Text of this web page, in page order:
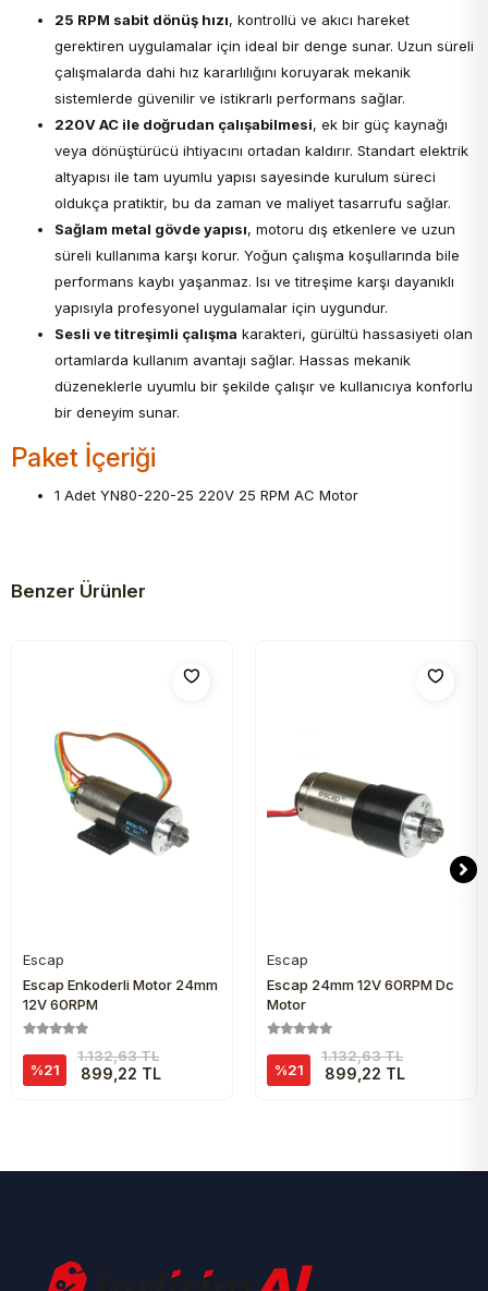
25 RPM sabit dönüş hızı, kontrollü ve akıcı hareket
gerektiren uygulamalar için ideal bir denge sunar. Uzun süreli
çalışmalarda dahi hız kararlılığını koruyarak mekanik
sistemlerde güvenilir ve istikrarlı performans sağlar.
220V AC ile doğrudan çalışabilmesi, ek bir güç kaynağı
veya dönüştürücü ihtiyacını ortadan kaldırır. Standart elektrik
altyapısı ile tam uyumlu yapısı sayesinde kurulum süreci
oldukça pratiktir, bu da zaman ve maliyet tasarrufu sağlar.
Sağlam metal gövde yapısı, motoru dış etkenlere ve uzun
süreli kullanıma karşı korur. Yoğun çalışma koşullarında bile
performans kaybı yaşanmaz. Isı ve titreşime karşı dayanıklı
yapısıyla profesyonel uygulamalar için uygundur.
Sesli ve titreşimli çalışma karakteri, gürültü hassasiyeti olan
ortamlarda kullanım avantajı sağlar. Hassas mekanik
düzeneklerle uyumlu bir şekilde çalışır ve kullanıcıya konforlu
bir deneyim sunar.
Paket İçeriği
1 Adet YN80-220-25 220V 25 RPM AC Motor
Benzer Ürünler
Escap
Escap Enkoderli Motor 24mm
12V 60RPM
%21
1.132,63 TL
899,22 TL
Escap
Escap 24mm 12V 60RPM Dc
Motor
%21
1.132,63 TL
899,22 TL